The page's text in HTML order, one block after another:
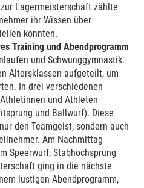
Lagermeisterschaft zählte
ihr Wissen über
konnten.
Training und Abendprogramm
und Schwunggymnastik.
Altersklassen aufgeteilt, um
In drei verschiedenen
und Athleten
und Ballwurf). Diese
den Teamgeist, sondern auch
Am Nachmittag
Speerwurf, Stabhochsprung
ging in die nächste
lustigen Abendprogramm,